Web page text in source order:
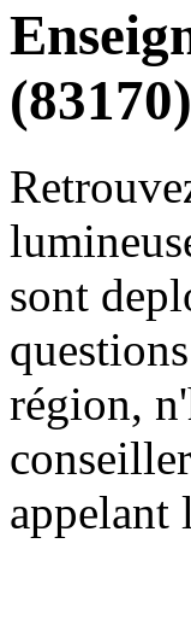
(83170)
sont
région,
appelant